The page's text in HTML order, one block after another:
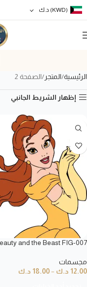
(KWD) د.ك
الرئيسية المتجر الصفحة 2
إظهار الشريط الجانبي
مجسمات
12.00 د.ك –
18.00 د.ك